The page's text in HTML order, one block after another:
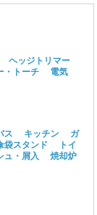
ヘッジトリマー
・トーチ
電気
ス キッチン
ガ
袋スタンド
トイ
ュ・屑入 焼却炉